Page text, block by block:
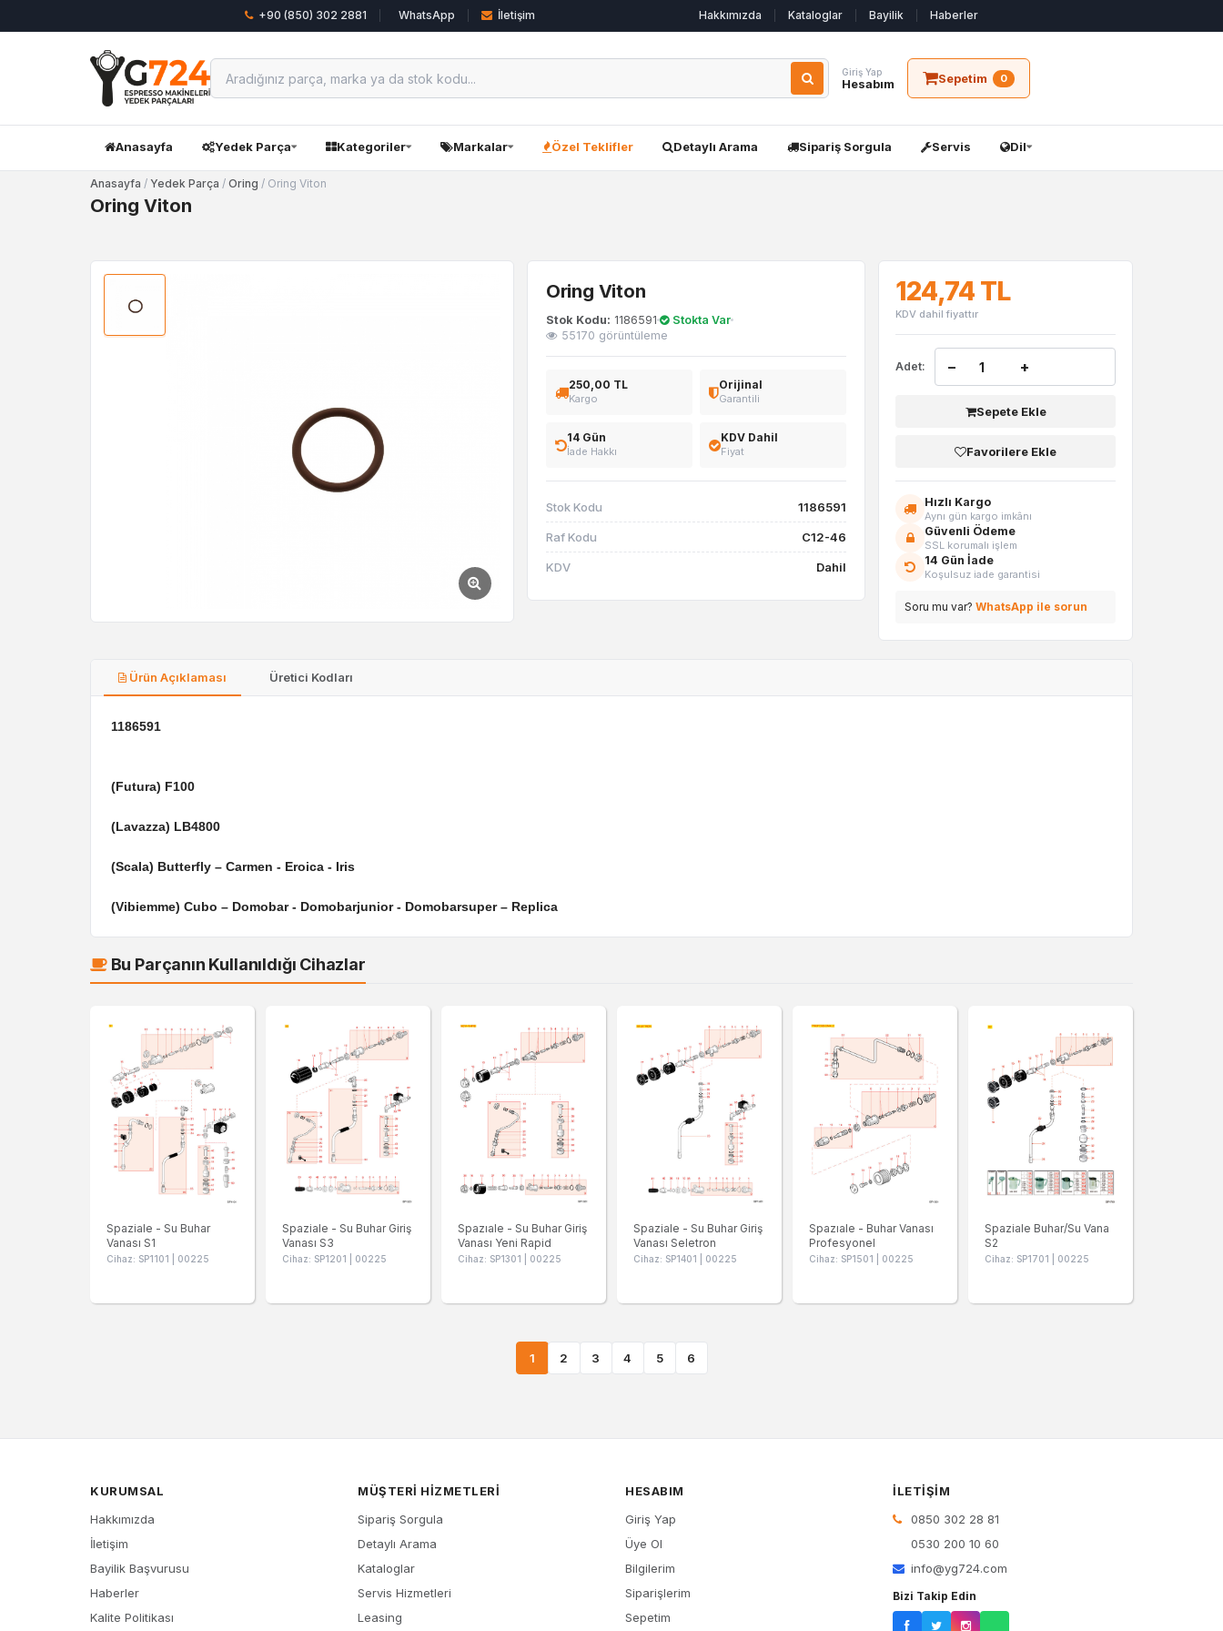
+90 (850) 302 2881 WhatsApp İletişim Hakkımızda Kataloglar Bayilik Haberler
Giriş Yap
Hesabım Sepetim 0
Anasayfa Yedek Parça Kategoriler Markalar Özel Teklifler Detaylı Arama Sipariş Sorgula Servis Dil
Anasayfa / Yedek Parça / Oring / Oring Viton
Oring Viton
Oring Viton
Stok Kodu: 1186591
Stokta Var
55170 görüntüleme
250,00 TL
Kargo
Orijinal
Garantili
14 Gün
İade Hakkı
KDV Dahil
Fiyat
Stok Kodu 1186591
Raf Kodu C12-46
KDV Dahil
124,74 TL
KDV dahil fiyattır
Adet: − +
Sepete Ekle
Favorilere Ekle
Hızlı Kargo
Aynı gün kargo imkânı
Güvenli Ödeme
SSL korumalı işlem
14 Gün İade
Koşulsuz iade garantisi
Soru mu var?WhatsApp ile sorun
Ürün Açıklaması Üretici Kodları
1186591
(Futura) F100
(Lavazza) LB4800
(Scala) Butterfly – Carmen - Eroica - Iris
(Vibiemme) Cubo – Domobar - Domobarjunior - Domobarsuper – Replica
Bu Parçanın Kullanıldığı Cihazlar
Spaziale - Su Buhar
Vanası S1
Cihaz: SP1101 | 00225
Spaziale - Su Buhar Giriş
Vanası S3
Cihaz: SP1201 | 00225
Spazıale - Su Buhar Giriş
Vanası Yeni Rapid
Cihaz: SP1301 | 00225
Spaziale - Su Buhar Giriş
Vanası Seletron
Cihaz: SP1401 | 00225
Spazıale - Buhar Vanası
Profesyonel
Cihaz: SP1501 | 00225
Spaziale Buhar/Su Vana
S2
Cihaz: SP1701 | 00225
1 2 3 4 5 6
KURUMSAL
Hakkımızda
İletişim
Bayilik Başvurusu
Haberler
Kalite Politikası
MÜŞTERI HIZMETLERI
Sipariş Sorgula
Detaylı Arama
Kataloglar
Servis Hizmetleri
Leasing
HESABIM
Giriş Yap
Üye Ol
Bilgilerim
Siparişlerim
Sepetim
İLETIŞIM
0850 302 28 81
0530 200 10 60
info@yg724.com
Bizi Takip Edin